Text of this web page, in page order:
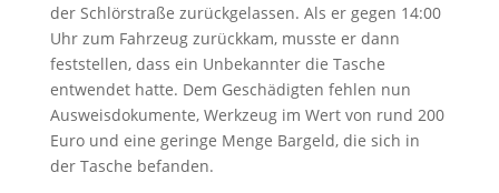
der Schlörstraße zurückgelassen. Als er gegen 14:00
Uhr zum Fahrzeug zurückkam, musste er dann
feststellen, dass ein Unbekannter die Tasche
entwendet hatte. Dem Geschädigten fehlen nun
Ausweisdokumente, Werkzeug im Wert von rund 200
Euro und eine geringe Menge Bargeld, die sich in
der Tasche befanden.